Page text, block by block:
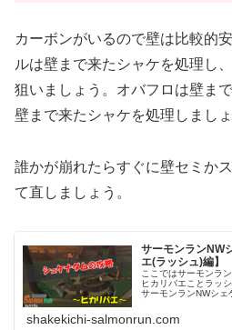
カーボンがいるので壁は比較的
ルは壁まで来たシャケを処理し、
狙いましょう。 オバフロは壁ま
壁まで来たシャケを処理しましょ
誰かが崩れたらすぐに壁セミか
て直しましょう。
サーモンランNW
エ(ラッシュ)編】
ここではサーモンラ
ヒカリバエことラッ
サーモンランNWシェ
shakekichi-salmonrun.com